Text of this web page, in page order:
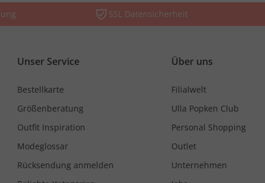
SSL Datensicherheit
Unser Service
Bestellkarte
Größenberatung
Outfit Inspiration
Modeglossar
Rücksendung anmelden
Über uns
Filialwelt
Ulla Popken Club
Personal Shopping
Outlet
Unternehmen